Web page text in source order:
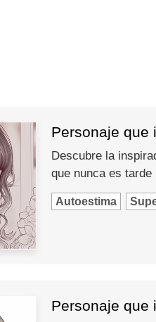
Personaje que
Descubre la
que nunca es
Autoestima
Personaje que